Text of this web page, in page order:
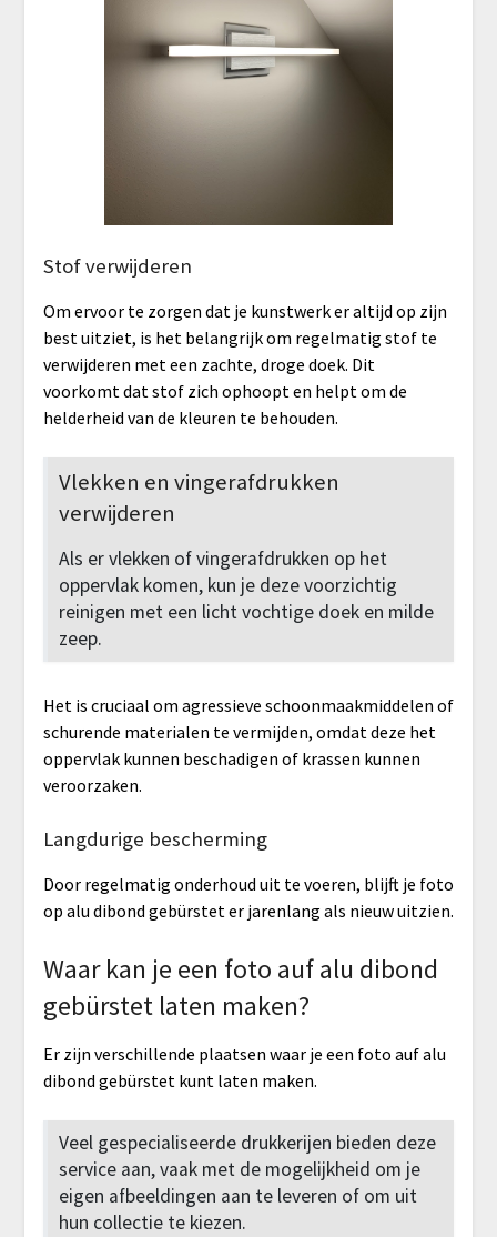
Stof verwijderen
Om ervoor te zorgen dat je kunstwerk er altijd op zijn
best uitziet, is het belangrijk om regelmatig stof te
verwijderen met een zachte, droge doek. Dit
voorkomt dat stof zich ophoopt en helpt om de
helderheid van de kleuren te behouden.
Vlekken en vingerafdrukken
verwijderen
Als er vlekken of vingerafdrukken op het
oppervlak komen, kun je deze voorzichtig
reinigen met een licht vochtige doek en milde
zeep.
Het is cruciaal om agressieve schoonmaakmiddelen of
schurende materialen te vermijden, omdat deze het
oppervlak kunnen beschadigen of krassen kunnen
veroorzaken.
Langdurige bescherming
Door regelmatig onderhoud uit te voeren, blijft je foto
op alu dibond gebürstet er jarenlang als nieuw uitzien.
Waar kan je een foto auf alu dibond
gebürstet laten maken?
Er zijn verschillende plaatsen waar je een foto auf alu
dibond gebürstet kunt laten maken.
Veel gespecialiseerde drukkerijen bieden deze
service aan, vaak met de mogelijkheid om je
eigen afbeeldingen aan te leveren of om uit
hun collectie te kiezen.